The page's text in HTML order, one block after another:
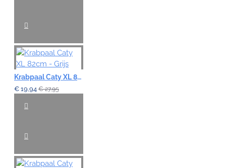
Krabpaal Caty XL 82cm - Grijs
€ 19,94 € 27,95